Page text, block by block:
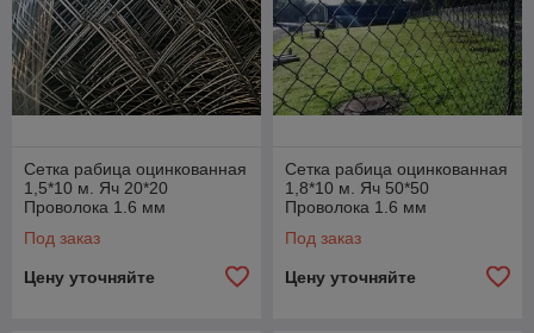
Сетка рабица оцинкованная
1,5*10 м. Яч 20*20
Проволока 1.6 мм
Под заказ
Цену уточняйте
Сетка рабица оцинкованная
1,8*10 м. Яч 50*50
Проволока 1.6 мм
Под заказ
Цену уточняйте